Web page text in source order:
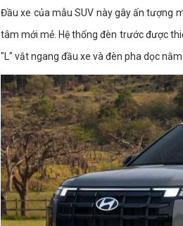
Đầu xe của mẫu SUV này gây ấn tượng
tâm mới mẻ. Hệ thống đèn trước được
"L" vắt ngang đầu xe và đèn pha dọc